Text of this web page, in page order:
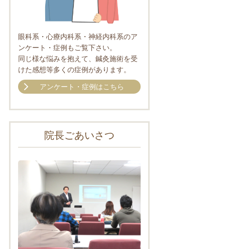
眼科系・心療内科系・神経内科系のア
ンケート・症例もご覧下さい。
同じ様な悩みを抱えて、鍼灸施術を受
けた感想等多くの症例があります。
アンケート・症例はこちら
院長ごあいさつ